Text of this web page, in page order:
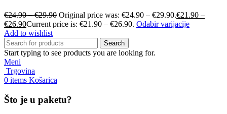
€24.90–€29.90 Original price was: €24.90 – €29.90.€21.90 –
€26.90Current price is: €21.90 – €26.90. Odabir varijacije
Add to wishlist
Search
Start typing to see products you are looking for.
Meni
Trgovina
0 items Košarica
Što je u paketu?